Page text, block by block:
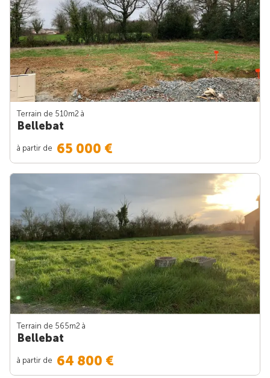
Terrain de 510m2 à
Bellebat
à partir de 65 000 €
Terrain de 565m2 à
Bellebat
à partir de 64 800 €